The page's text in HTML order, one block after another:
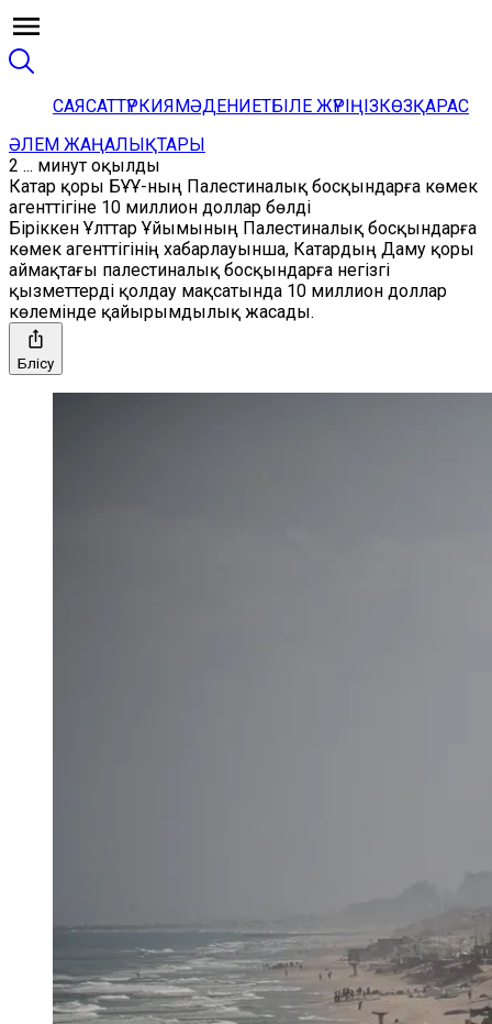
САЯСАТТҮРКИЯМӘДЕНИЕТБІЛЕ ЖҮРІҢІЗКӨЗҚАРАС
ӘЛЕМ ЖАҢАЛЫҚТАРЫ
2 ... минут оқылды
Катар қоры БҰҰ-ның Палестиналық босқындарға көмек
агенттігіне 10 миллион доллар бөлді
Біріккен Ұлттар Ұйымының Палестиналық босқындарға
көмек агенттігінің хабарлауынша, Катардың Даму қоры
аймақтағы палестиналық босқындарға негізгі
қызметтерді қолдау мақсатында 10 миллион доллар
көлемінде қайырымдылық жасады.
Бөлісу